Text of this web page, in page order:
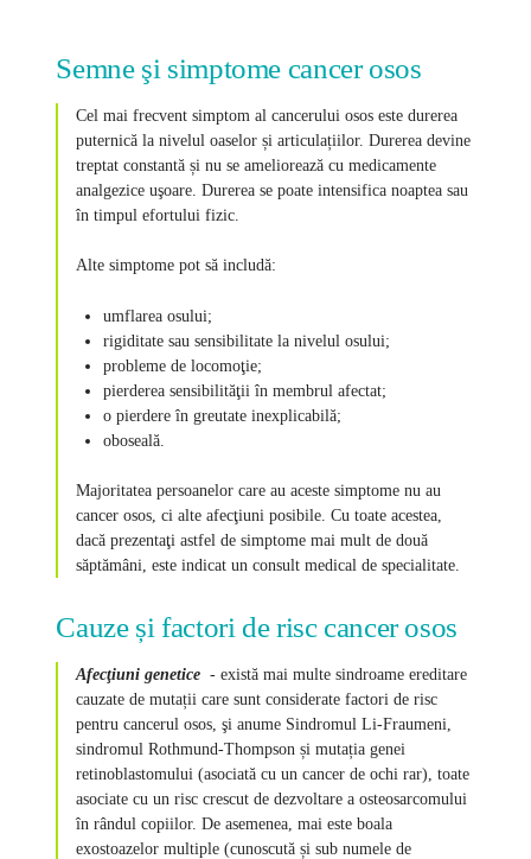
Semne şi simptome cancer osos
Cel mai frecvent simptom al cancerului osos este durerea
puternică la nivelul oaselor și articulațiilor. Durerea devine
treptat constantă și nu se ameliorează cu medicamente
analgezice uşoare. Durerea se poate intensifica noaptea sau
în timpul efortului fizic.
Alte simptome pot să includă:
umflarea osului;
rigiditate sau sensibilitate la nivelul osului;
probleme de locomoţie;
pierderea sensibilităţii în membrul afectat;
o pierdere în greutate inexplicabilă;
oboseală.
Majoritatea persoanelor care au aceste simptome nu au
cancer osos, ci alte afecţiuni posibile. Cu toate acestea,
dacă prezentaţi astfel de simptome mai mult de două
săptămâni, este indicat un consult medical de specialitate.
Cauze și factori de risc cancer osos
Afecţiuni genetice- există mai multe sindroame ereditare
cauzate de mutații care sunt considerate factori de risc
pentru cancerul osos, şi anume Sindromul Li-Fraumeni,
sindromul Rothmund-Thompson și mutația genei
retinoblastomului (asociată cu un cancer de ochi rar), toate
asociate cu un risc crescut de dezvoltare a osteosarcomului
în rândul copiilor. De asemenea, mai este boala
exostoazelor multiple (cunoscută și sub numele de